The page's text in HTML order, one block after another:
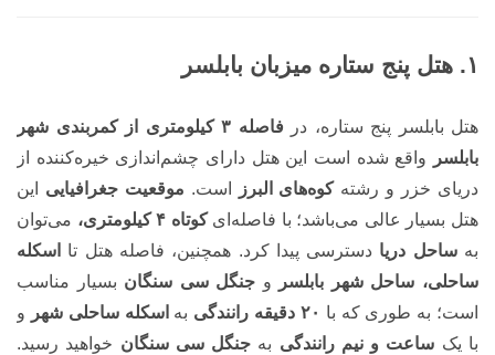
۱. هتل پنج ستاره میزبان بابلسر
هتل بابلسر پنج ستاره، در
فاصله ۳ کیلومتری از کمربندی شهر
بابلسر
واقع شده است این هتل دارای چشم‌اندازی خیره‌کننده از
دریای خزر و رشتهکوه‌های البرز است. موقعیت جغرافیایی این
هتل بسیار عالی می‌باشد؛ با فاصله‌ایکوتاه ۴ کیلومتری،
می‌توان
بهساحل دریا دسترسی پیدا کرد. همچنین، فاصله هتل تا
اسکله
ساحلی، ساحل شهر بابلسر
و جنگل سی سنگان بسیار مناسب
است؛ به طوری که با ۲۰ دقیقه رانندگی به اسکله ساحلی شهر
و
با یک ساعت و نیم رانندگی به جنگل سی سنگان خواهید رسید.